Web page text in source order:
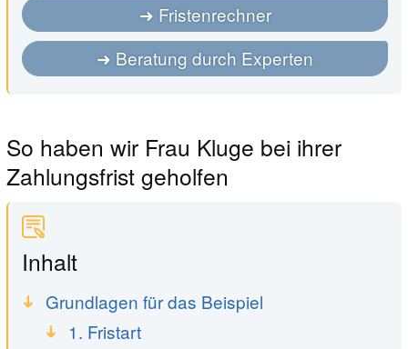
Fristenrechner
Beratung durch Experten
So haben wir Frau Kluge bei ihrer
Zahlungsfrist geholfen
Inhalt
Grundlagen für das Beispiel
1. Fristart